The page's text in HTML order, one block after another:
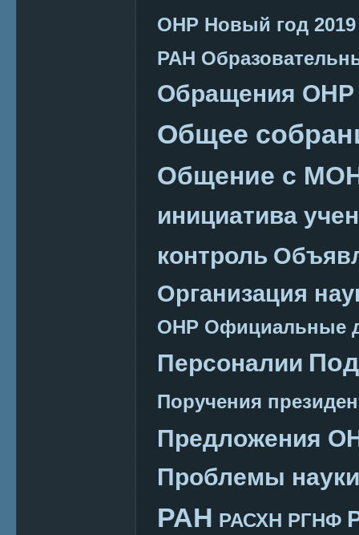
ОНР Новый год 2019
РАН
Обращения ОНР
Общее
Общение с
инициатива
контроль
Организация
ОНР Официальные
Персоналии
Поручения
Предложения
Проблемы науки
РАН РАСХН РГНФ